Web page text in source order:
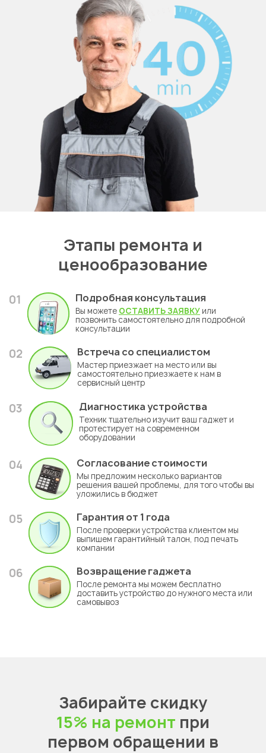
Этапы ремонта и
ценообразование
01 Подробная консультация
Вы можете ОСТАВИТЬ ЗАЯВКУ или
позвонить самостоятельно для подробной
консультации
02 Встреча со специалистом
Мастер приезжает на место или вы
самостоятельно приезжаете к нам в
сервисный центр
03 Диагностика устройства
Техник тщательно изучит ваш гаджет и
протестирует на современном
оборудовании
04 Согласование стоимости
Мы предложим несколько вариантов
решения вашей проблемы, для того чтобы вы
уложились в бюджет
05 Гарантия от 1 года
После проверки устройства клиентом мы
выпишем гарантийный талон, под печать
компании
06 Возвращение гаджета
После ремонта мы можем бесплатно
доставить устройство до нужного места или
самовывоз
Забирайте скидку
15% на ремонт при
первом обращении в
Алматы